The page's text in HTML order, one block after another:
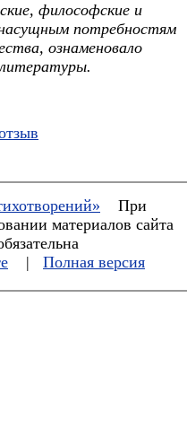
философские и
потребностям
ознаменовало
При
материалов сайта
| Полная версия